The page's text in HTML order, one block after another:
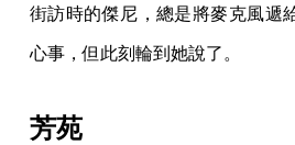
街訪時的傑尼，總是將麥克風遞
心事，但此刻輪到她說了。
芳苑